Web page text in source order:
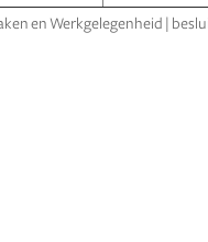
en Werkgelegenheid |